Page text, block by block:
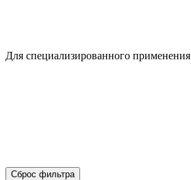
Для специализированного применения
Сброс фильтра